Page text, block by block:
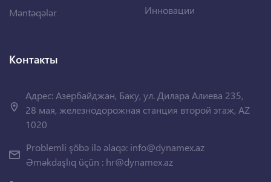
Məntəqələr
Инновации
Контакты
Адрес: Азербайджан, Баку, ул. Дилара Алиева 235,
28 мая, железнодорожная станция второй этаж, AZ
1020
Problemli şöbə ilə əlaqə: info@dynamex.az
Əməkdaşlıq üçün : hr@dynamex.az